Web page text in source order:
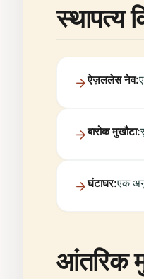
स्थापत्य
ऐज़ललेस नेव:
बारोक मुखौटा:
घंटाघर:एक
आंतरिक